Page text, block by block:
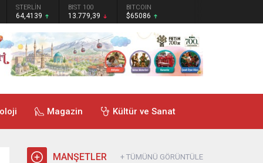
STERLİN
64,4139
BIST 100
13.779,39
BITCOIN
$65086
Magazin Kültür ve Sanat
MANŞETLER + TÜMÜNÜ GÖRÜNTÜLE